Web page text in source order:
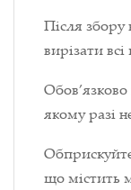
Після
вирізати
Обов’язково
якому разі
що містить